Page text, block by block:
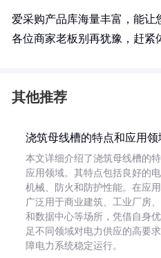
爱采购产品库海量丰富，能让
各位商家老板别再犹豫，赶紧
其他推荐
浇筑母线槽的特点和应用领
本文详细介绍了浇筑母线槽的
应用领域。其特点包括良好的电
机械、防火和防护性能。在应用
广泛用于商业建筑、工业厂房
和数据中心等场所，凭借自身
足不同领域对电力供应的高要
障电力系统稳定运行。